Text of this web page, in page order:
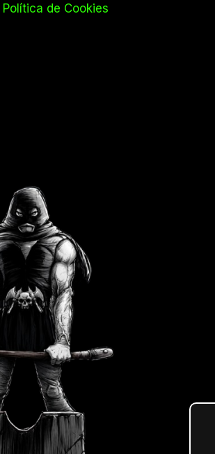
Política de Cookies